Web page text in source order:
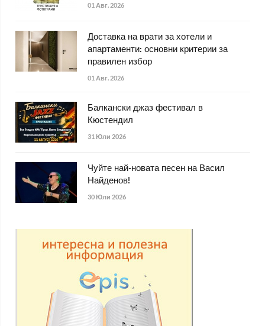
01 Авг. 2026
Доставка на врати за хотели и
апартаменти: основни критерии за
правилен избор
01 Авг. 2026
Балкански джаз фестивал в
Кюстендил
31 Юли 2026
Чуйте най-новата песен на Васил
Найденов!
30 Юли 2026